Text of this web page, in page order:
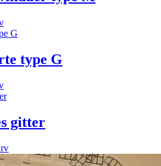
type G
gitter